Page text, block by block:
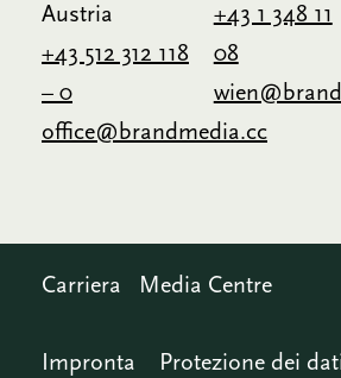
Austria
+43 512 312 118
– 0
office@brandmedia.cc
+43 1 348 11
08
Carriera Media Centre
Impronta Protezione dei